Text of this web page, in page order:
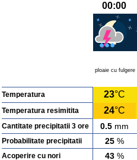
00:00
ploaie cu fulgere
Temperatura 23°C
Temperatura resimitita 24°C
Cantitate precipitatii 3 ore 0.5 mm
Probabilitate precipitatii 25 %
Acoperire cu nori 43 %